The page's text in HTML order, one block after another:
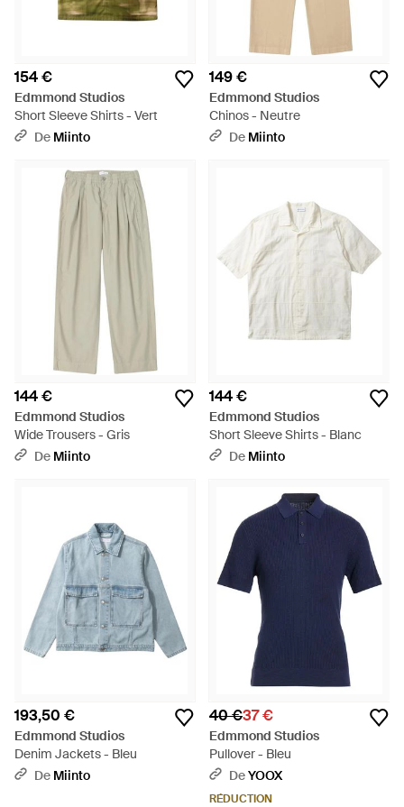
154 €
Edmmond Studios
Short Sleeve Shirts - Vert
De Miinto
149 €
Edmmond Studios
Chinos - Neutre
De Miinto
144 €
Edmmond Studios
Wide Trousers - Gris
De Miinto
144 €
Edmmond Studios
Short Sleeve Shirts - Blanc
De Miinto
193,50 €
Edmmond Studios
Denim Jackets - Bleu
De Miinto
40 €37 €
Edmmond Studios
Pullover - Bleu
DeYOOX
RÉDUCTION